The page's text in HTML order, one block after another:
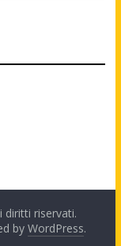
diritti riservati.
by WordPress.